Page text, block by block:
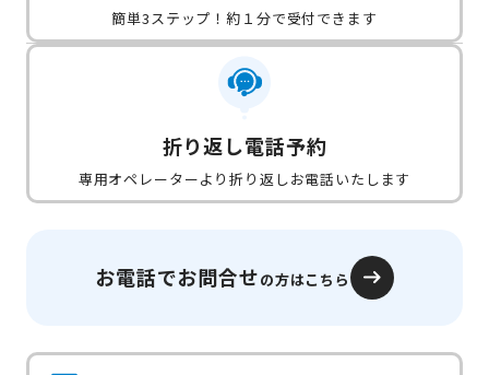
簡単3ステップ！約１分で受付できます
折り返し電話予約
専用オペレーターより折り返しお電話いたします
お電話でお問合せの方はこちら